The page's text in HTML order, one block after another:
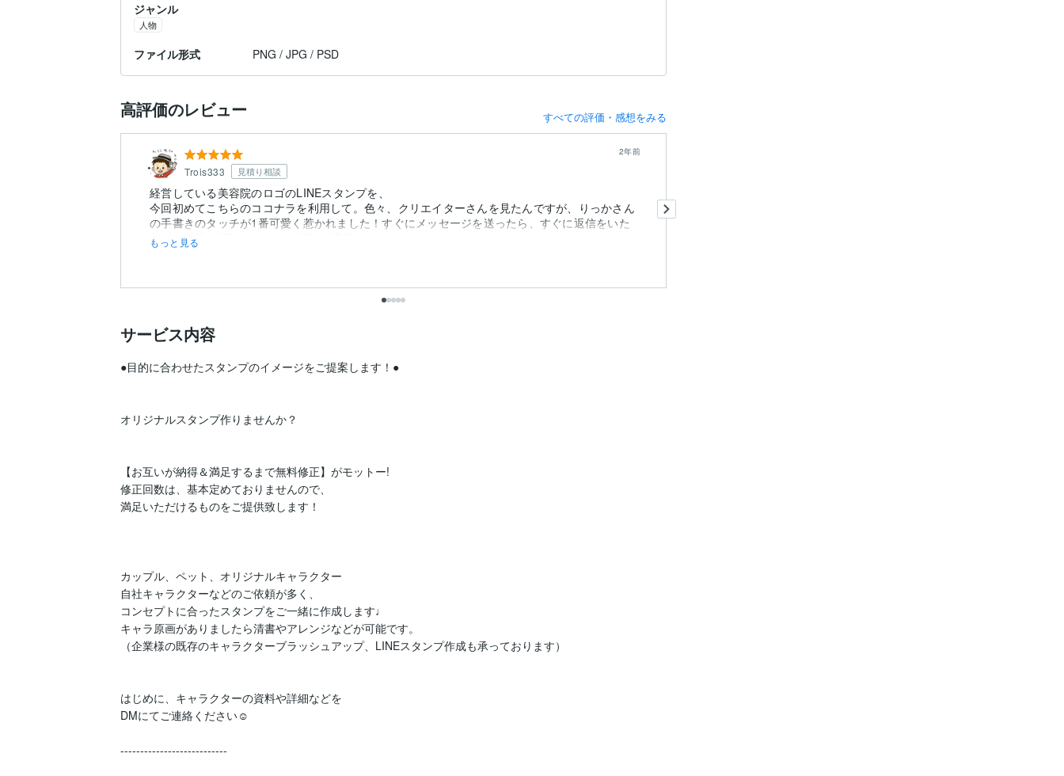
ジャンル
人物
ファイル形式 PNG / JPG / PSD
高評価のレビュー すべての評価・感想をみる
Trois333 見積り相談
2年前
経営している美容院のロゴのLINEスタンプを、
今回初めてこちらのココナラを利用して。色々、クリエイターさんを見たんですが、りっかさん
の手書きのタッチが1番可愛く惹かれました！すぐにメッセージを送ったら、すぐに返信をいた
だき、値段の相談やキャラの相談も親身に...
もっと見る
サービス内容
●目的に合わせたスタンプのイメージをご提案します！●
オリジナルスタンプ作りませんか？
【お互いが納得＆満足するまで無料修正】がモットー!
修正回数は、基本定めておりませんので、
満足いただけるものをご提供致します！
カップル、ペット、オリジナルキャラクター
自社キャラクターなどのご依頼が多く、
コンセプトに合ったスタンプをご一緒に作成します♩
キャラ原画がありましたら清書やアレンジなどが可能です。
（企業様の既存のキャラクターブラッシュアップ、LINEスタンプ作成も承っております）
はじめに、キャラクターの資料や詳細などを
DMにてご連絡ください☺︎
---------------------------